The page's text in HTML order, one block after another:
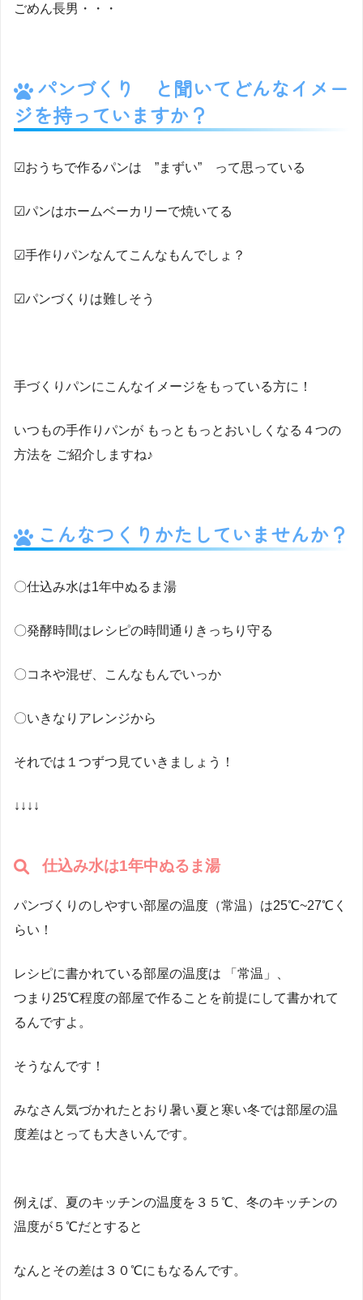
ごめん長男・・・
パンづくり と聞いてどんなイメー
ジを持っていますか？
☑︎おうちで作るパンは ”まずい” って思っている
☑︎パンはホームベーカリーで焼いてる
☑︎手作りパンなんてこんなもんでしょ？
☑︎パンづくりは難しそう
手づくりパンにこんなイメージをもっている方に！
いつもの手作りパンが もっともっとおいしくなる４つの
方法を ご紹介しますね♪
こんなつくりかたしていませんか？
〇仕込み水は1年中ぬるま湯
〇発酵時間はレシピの時間通りきっちり守る
〇コネや混ぜ、こんなもんでいっか
〇いきなりアレンジから
それでは１つずつ見ていきましょう！
↓↓↓↓
仕込み水は1年中ぬるま湯
パンづくりのしやすい部屋の温度（常温）は25℃~27℃く
らい！
レシピに書かれている部屋の温度は 「常温」、
つまり25℃程度の部屋で作ることを前提にして書かれて
るんですよ。
そうなんです！
みなさん気づかれたとおり暑い夏と寒い冬では部屋の温
度差はとっても大きいんです。
例えば、夏のキッチンの温度を３５℃、冬のキッチンの
温度が５℃だとすると
なんとその差は３０℃にもなるんです。